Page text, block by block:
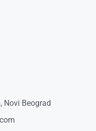
Novi Beograd